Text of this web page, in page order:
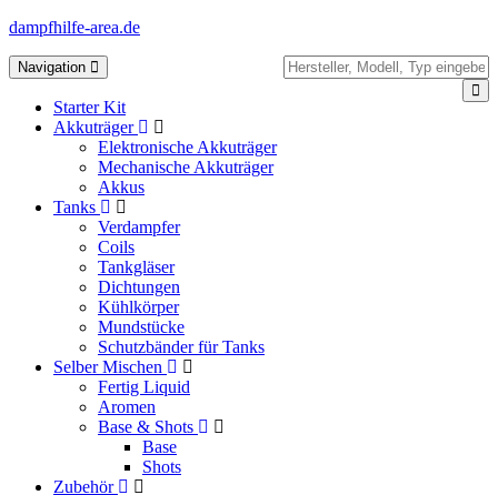
dampfhilfe-area.de
Toggle
navigation
Navigation
Starter Kit
Akkuträger
Elektronische Akkuträger
Mechanische Akkuträger
Akkus
Tanks
Verdampfer
Coils
Tankgläser
Dichtungen
Kühlkörper
Mundstücke
Schutzbänder für Tanks
Selber Mischen
Fertig Liquid
Aromen
Base & Shots
Base
Shots
Zubehör